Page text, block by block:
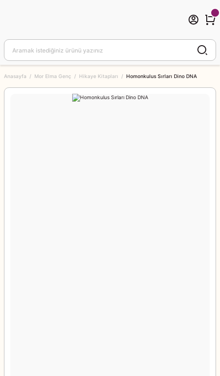
Anasayfa Mor Elma Genç Hikaye Kitapları Homonkulus Sırları Dino DNA